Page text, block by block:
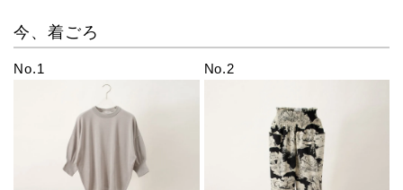
今、着ごろ
No.1 No.2